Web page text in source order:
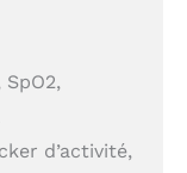
d’activité,